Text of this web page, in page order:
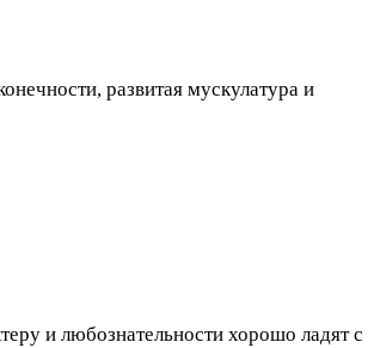
развитая мускулатура и
и любознательности хорошо ладят с